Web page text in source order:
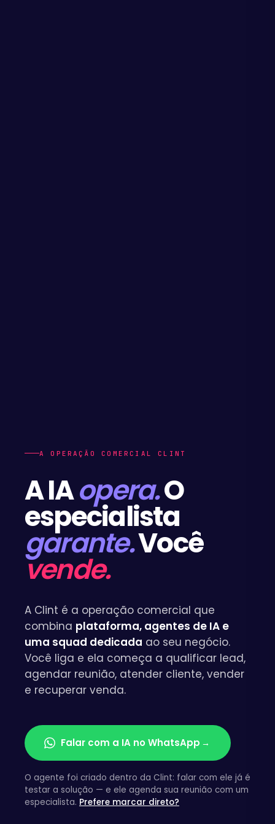
A OPERAÇÃO COMERCIAL CLINT
A IAopera.O
especialista
garante.Você
vende.
A Clint é a operação comercial que
combina plataforma, agentes de IA e
uma squad dedicada ao seu negócio.
Você liga e ela começa a qualificar lead,
agendar reunião, atender cliente, vender
e recuperar venda.
Falar com a IA no WhatsApp →
O agente foi criado dentro da Clint: falar com ele já é
testar a solução — e ele agenda sua reunião com um
especialista. Prefere marcar direto?